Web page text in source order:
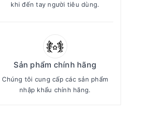
khi đến tay người tiêu dùng.
Sản phẩm chính hãng
Chúng tôi cung cấp các sản phẩm
nhập khẩu chính hãng.